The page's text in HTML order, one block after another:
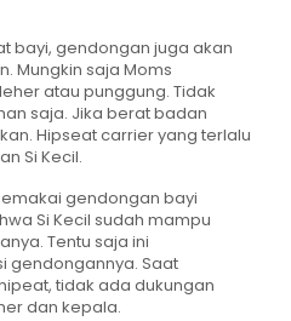
bayi, gendongan juga akan
Mungkin saja Moms
atau punggung. Tidak
saja. Jika berat badan
Hipseat carrier yang terlalu
Si Kecil.
gendongan bayi
Si Kecil sudah mampu
Tentu saja ini
gendongannya. Saat
tidak ada dukungan
dan kepala.